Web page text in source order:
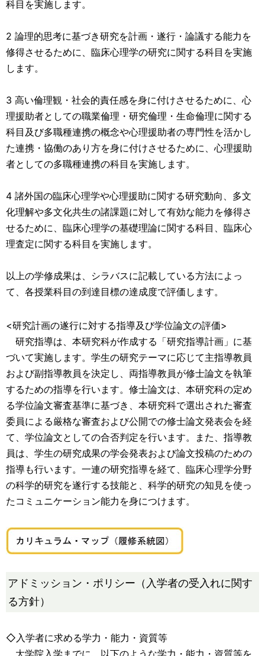
科⽬を実施します。
2 論理的思考に基づき研究を計画・遂⾏・論議する能⼒を
修得させるために、臨床⼼理学の研究に関する科⽬を実施
します。
3 ⾼い倫理観・社会的責任感を⾝に付けさせるために、⼼
理援助者としての職業倫理・研究倫理・⽣命倫理に関する
科⽬及び多職種連携の概念や⼼理援助者の専⾨性を活かし
た連携・協働のあり⽅を⾝に付けさせるために、⼼理援助
者としての多職種連携の科⽬を実施します。
4 諸外国の臨床⼼理学や⼼理援助に関する研究動向、多⽂
化理解や多⽂化共⽣の諸課題に対して有効な能⼒を修得さ
せるために、臨床⼼理学の基礎理論に関する科⽬、臨床⼼
理査定に関する科⽬を実施します。
以上の学修成果は、シラバスに記載している⽅法によっ
て、各授業科⽬の到達⽬標の達成度で評価します。
<研究計画の遂⾏に対する指導及び学位論⽂の評価>
研究指導は、本研究科が作成する「研究指導計画」に基
づいて実施します。学⽣の研究テーマに応じて主指導教員
および副指導教員を決定し、両指導教員が修⼠論⽂を執筆
するための指導を⾏います。修⼠論⽂は、本研究科の定め
る学位論⽂審査基準に基づき、本研究科で選出された審査
委員による厳格な審査および公開での修⼠論⽂発表会を経
て、学位論⽂としての合否判定を⾏います。また、指導教
員は、学⽣の研究成果の学会発表および論⽂投稿のための
指導も⾏います。⼀連の研究指導を経て、臨床⼼理学分野
の科学的研究を遂⾏する技能と、科学的研究の知⾒を使っ
たコミュニケーション能⼒を⾝につけます。
アドミッション・ポリシー（入学者の受入れに関す
る方針）
◇入学者に求める学力・能力・資質等
大学院入学までに、以下のような学力・能力・資質等を